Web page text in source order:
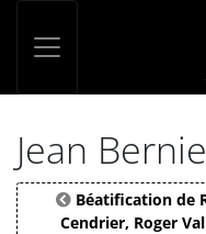
Jean
Béatification de
Cendrier, Roger
Panneau de gestion des